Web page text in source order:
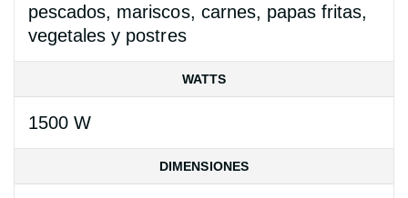
pescados, mariscos, carnes, papas fritas,
vegetales y postres
WATTS
1500 W
DIMENSIONES